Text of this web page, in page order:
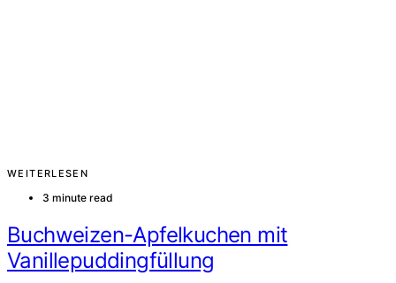
WEITERLESEN
3 minute read
Buchweizen-Apfelkuchen mit
Vanillepuddingfüllung